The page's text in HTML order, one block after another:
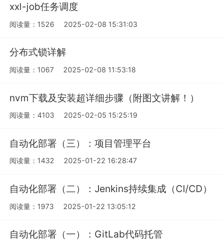
xxl-job任务调度
阅读量：1526 2025-02-08 15:31:03
分布式锁详解
阅读量：1067 2025-02-08 11:53:18
nvm下载及安装超详细步骤（附图文讲解！）
阅读量：4103 2025-02-05 15:25:19
自动化部署（三）：项目管理平台
阅读量：1432 2025-01-22 16:28:47
自动化部署（二）：Jenkins持续集成（CI/CD）
阅读量：1973 2025-01-22 13:05:12
自动化部署（一）：GitLab代码托管